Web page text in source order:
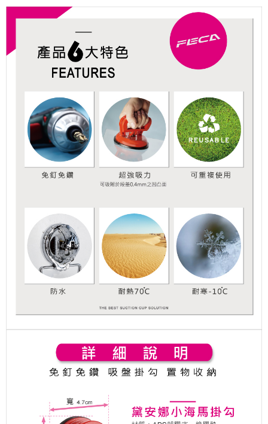
資料（包含姓名、電話或地址）提供予台灣大哥大進項蒐集、處理及利用，
由本公司與您本人進行分期帳單所需資料之確認、核對及更正。
https://oppay.tw/userRule
是否繳費成功／繳費後需取消欲退款等相關疑問，請聯繫「AFTEE先享後付
客戶支援中心」
https://netprotections.freshdesk.com/support/home
１．透過由恩沛科技股份有限公司提供之「AFTEE先享後付」服務完成之交
易，需依本服務之必要範圍內提供個人資料，並將交易相關給付款項請求債
權轉讓予恩沛科技股份有限公司。
https://aftee.tw/terms/#terms3
３．未成年的使用者請事先徵得法定代理人或監護人之同意方可使用
「AFTEE先享後付」，若未經同意申辦者引起之損失，本公司不負相關責
任。
４．使用「AFTEE先享後付」時，將依據個別帳號之用戶狀況，依本公司即
時審查核予不同之上限額度；若仍有額度不足之情形，本公司將視審查結果
請求用戶進行身份認證。
５．嚴禁一人註冊多個帳號或使用他人資訊註冊。若發現惡意使用之情形，
恩沛科技股份有限公司將有權停止該用戶之使用額度並採取法律行動。
請自備購物袋，若需購買紙袋可現場詢問